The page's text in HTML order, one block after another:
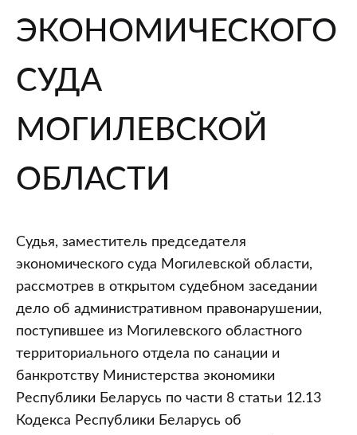
ЭКОНОМИЧЕСКОГО
СУДА
МОГИЛЕВСКОЙ
ОБЛАСТИ
Судья, заместитель председателя
экономического суда Могилевской области,
рассмотрев в открытом судебном заседании
дело об административном правонарушении,
поступившее из Могилевского областного
территориального отдела по санации и
банкротству Министерства экономики
Республики Беларусь по части 8 статьи 12.13
Кодекса Республики Беларусь об